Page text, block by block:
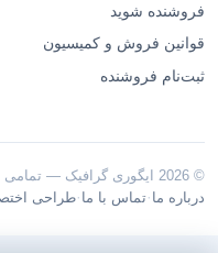
فروشنده شوید
قوانین فروش و کمیسیون
ثبت‌نام فروشنده
© 2026 ایگوری گرافیک — تمامی حقوق محفوظ است.
درباره ما ·تماس با ما ·طراحی